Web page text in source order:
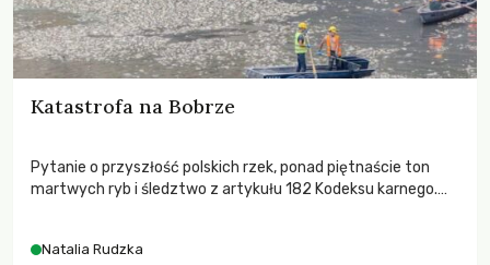
Katastrofa na Bobrze
Pytanie o przyszłość polskich rzek, ponad piętnaście ton
martwych ryb i śledztwo z artykułu 182 Kodeksu karnego.
zdarzeń prowadzących do biologicznej śmierci rzeki.
Natalia Rudzka